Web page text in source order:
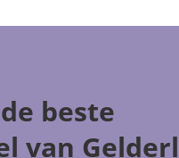
beste
van